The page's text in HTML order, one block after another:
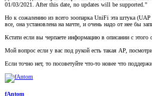
01/03/2021. After this date, no updates will be supported."
Но к сожалению из всего зоопарка UniFi эта штука
все, она установлена на мачте, и очень надо от нее бы
Кстати если вы черпаете информацию в описании с этого
Мой вопрос если у вас под рукой есть такая AP,
Если точно нет, то посоветуйте что-то новее что
fAntom